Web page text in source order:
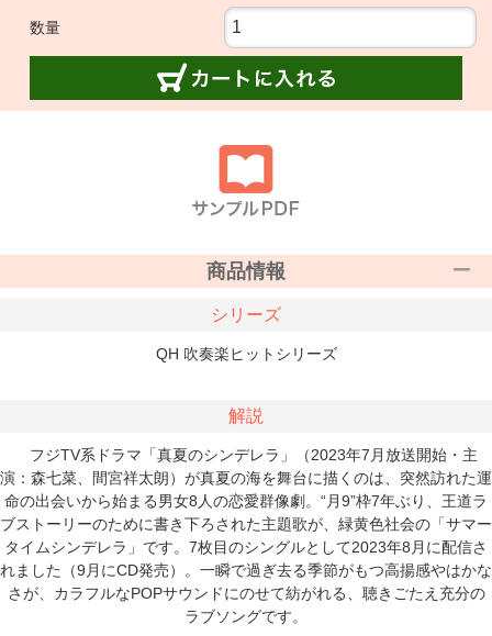
数量
商品情報
シリーズ
QH 吹奏楽ヒットシリーズ
解説
フジTV系ドラマ「真夏のシンデレラ」（2023年7月放送開始・主
演：森七菜、間宮祥太朗）が真夏の海を舞台に描くのは、突然訪れた運
命の出会いから始まる男女8人の恋愛群像劇。“月9”枠7年ぶり、王道ラ
ブストーリーのために書き下ろされた主題歌が、緑黄色社会の「サマー
タイムシンデレラ」です。7枚目のシングルとして2023年8月に配信さ
れました（9月にCD発売）。一瞬で過ぎ去る季節がもつ高揚感やはかな
さが、カラフルなPOPサウンドにのせて紡がれる、聴きごたえ充分の
ラブソングです。